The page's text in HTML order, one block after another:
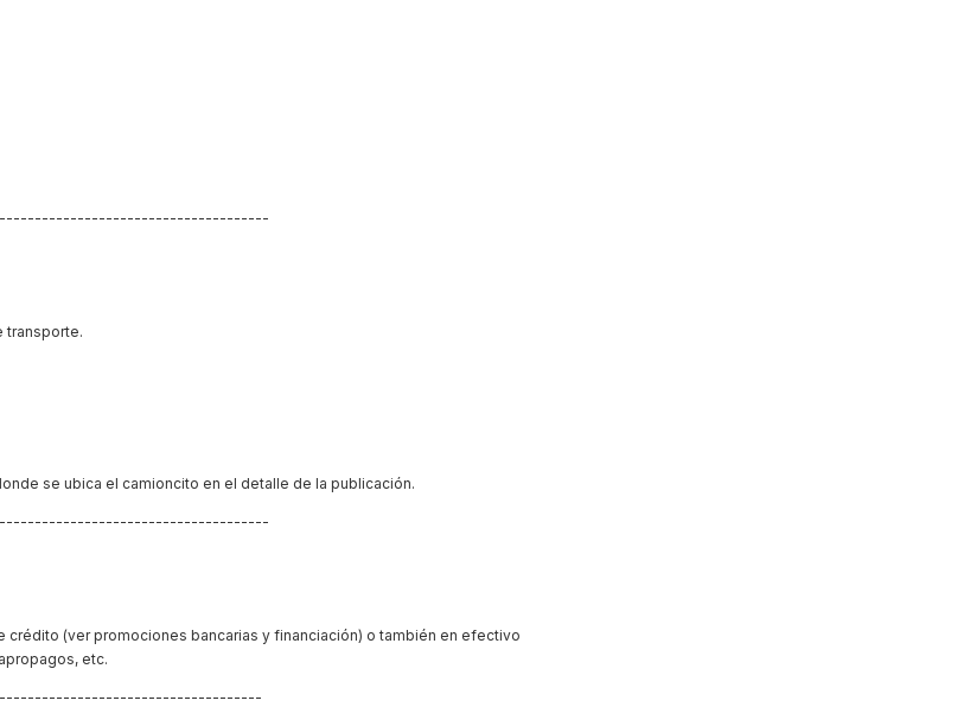
transporte.
se ubica el camioncito en el detalle de la publicación.
(ver promociones bancarias y financiación) o también en efectivo
etc.